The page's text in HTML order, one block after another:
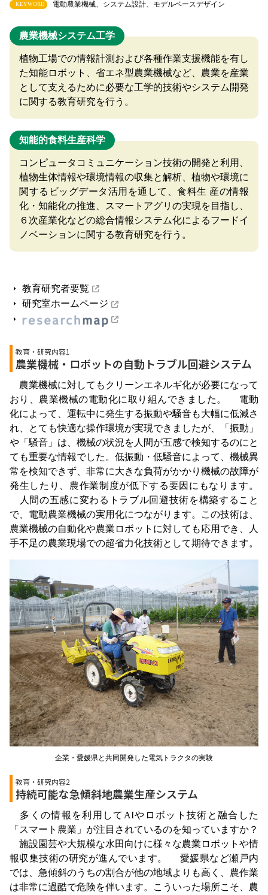
KEYWORD 電動農業機械、システム設計、モデルベースデザイン
農業機械システム工学
植物工場での情報計測および各種作業支援機能を有し
た知能ロボット、省エネ型農業機械など、農業を産業
として支えるために必要な工学的技術やシステム開発
に関する教育研究を行う。
知能的食料生産科学
コンピュータコミュニケーション技術の開発と利用、
植物生体情報や環境情報の収集と解析、植物や環境に
関するビッグデータ活用を通して、食料生 産の情報
化・知能化の推進、スマートアグリの実現を目指し、
６次産業化などの総合情報システム化によるフードイ
ノベーションに関する教育研究を行う。
教育研究者要覧
研究室ホームページ
教育・研究内容1
農業機械・ロボットの自動トラブル回避システム
農業機械に対してもクリーンエネルギ化が必要になって
おり、農業機械の電動化に取り組んできました。 電動
化によって、運転中に発生する振動や騒音も大幅に低減さ
れ、とても快適な操作環境が実現できましたが、「振動」
や「騒音」は、機械の状況を人間が五感で検知するのにと
ても重要な情報でした。低振動・低騒音によって、機械異
常を検知できず、非常に大きな負荷がかかり機械の故障が
発生したり、農作業制度が低下する要因にもなります。
人間の五感に変わるトラブル回避技術を構築すること
で、電動農業機械の実用化につながります。この技術は、
農業機械の自動化や農業ロボットに対しても応用でき、人
手不足の農業現場での超省力化技術として期待できます。
企業・愛媛県と共同開発した電気トラクタの実験
教育・研究内容2
持続可能な急傾斜地農業生産システム
多くの情報を利用してAIやロボット技術と融合した
「スマート農業」が注目されているのを知っていますか？
施設園芸や大規模な水田向けに様々な農業ロボットや情
報収集技術の研究が進んでいます。 愛媛県など瀬戸内
では、急傾斜のうちの割合が他の地域よりも高く、農作業
は非常に過酷で危険を伴います。こういった場所こそ、農